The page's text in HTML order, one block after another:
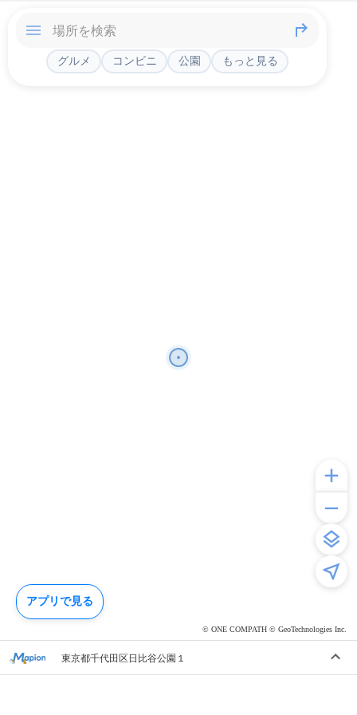
© ONE COMPATH © GeoTechnologies Inc.
グルメ コンビニ 公園 もっと見る
東京都千代田区日比谷公園１
アプリで見る